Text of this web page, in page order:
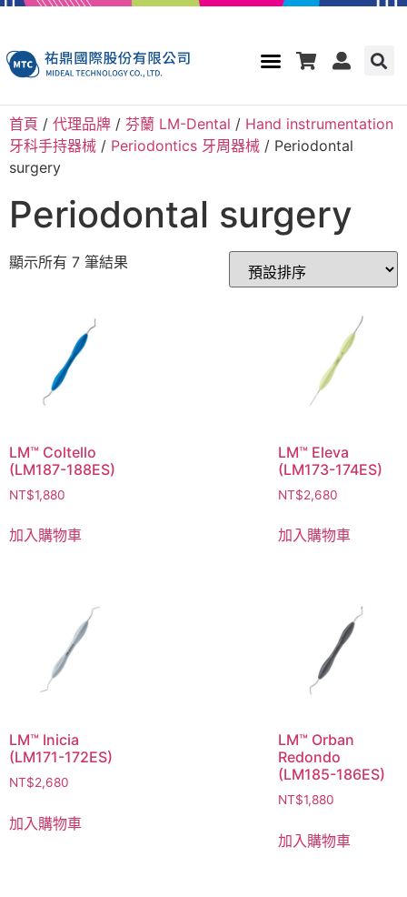
首頁 / 代理品牌 / 芬蘭 LM-Dental / Hand instrumentation
牙科手持器械 / Periodontics 牙周器械 / Periodontal
surgery
Periodontal surgery
顯示所有 7 筆結果
LM™ Coltello
(LM187-188ES)
NT$1,880
加入購物車
LM™ Eleva
(LM173-174ES)
NT$2,680
加入購物車
LM™ Inicia
(LM171-172ES)
NT$2,680
加入購物車
LM™ Orban
Redondo
(LM185-186ES)
NT$1,880
加入購物車